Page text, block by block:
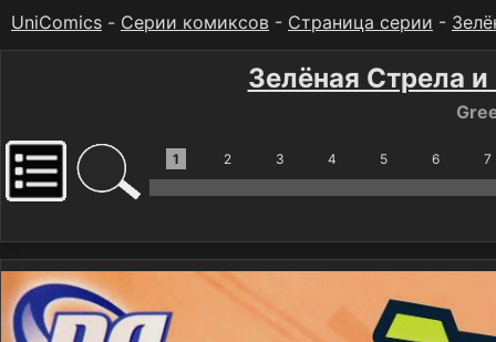
UniComics - Серии комиксов - Страница серии -
Зелёная Стрела
1 2 3 4 5 6 7